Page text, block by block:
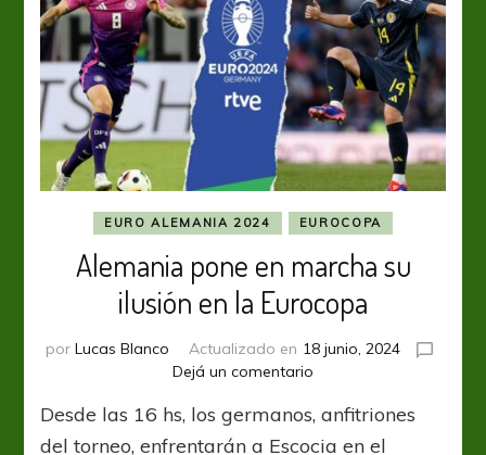
EURO ALEMANIA 2024 EUROCOPA
Alemania pone en marcha su
ilusión en la Eurocopa
por Lucas Blanco Actualizado en 18 junio, 2024
Dejá un comentario
pone
en
Desde las 16 hs, los germanos, anfitriones
del torneo, enfrentarán a Escocia en el